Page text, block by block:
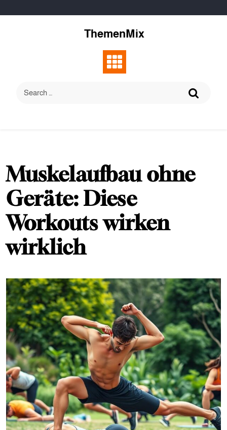
to
ThemenMix
Muskelaufbau ohne
Geräte: Diese
Workouts wirken
wirklich